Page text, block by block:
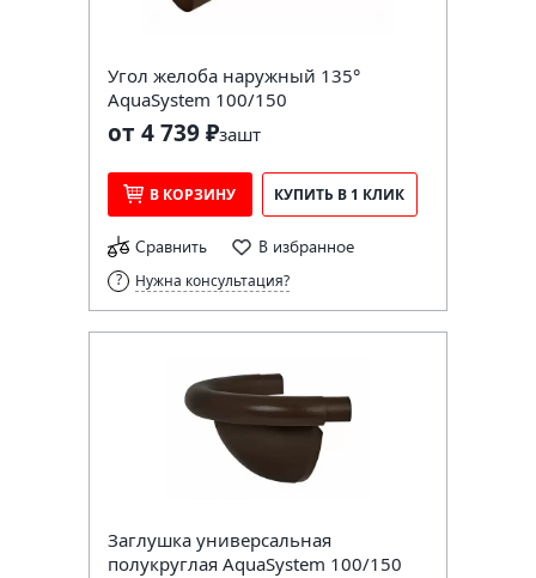
Угол желоба наружный 135°
AquaSystem 100/150
от 4 739 ₽зашт
В КОРЗИНУ КУПИТЬ В 1 КЛИК
Сравнить В избранное
Нужна консультация?
Заглушка универсальная
полукруглая AquaSystem 100/150